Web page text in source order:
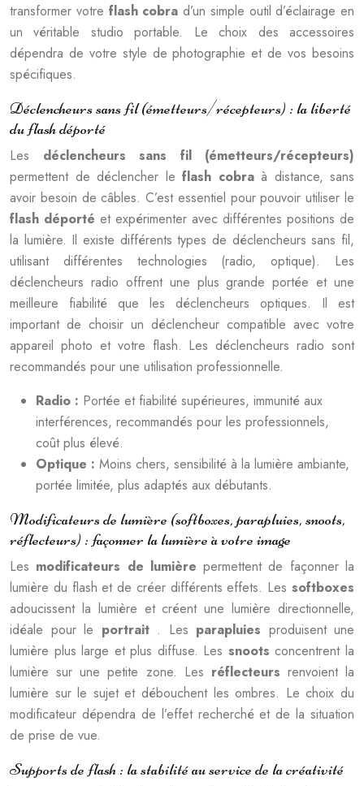
transformer votre flash cobra d’un simple outil d’éclairage en
un véritable studio portable. Le choix des accessoires
dépendra de votre style de photographie et de vos besoins
spécifiques.
Déclencheurs sans fil (émetteurs/récepteurs) : la liberté
du flash déporté
Les déclencheurs sans fil (émetteurs/récepteurs)
permettent de déclencher le flash cobra à distance, sans
avoir besoin de câbles. C’est essentiel pour pouvoir utiliser le
flash déporté et expérimenter avec différentes positions de
la lumière. Il existe différents types de déclencheurs sans fil,
utilisant différentes technologies (radio, optique). Les
déclencheurs radio offrent une plus grande portée et une
meilleure fiabilité que les déclencheurs optiques. Il est
important de choisir un déclencheur compatible avec votre
appareil photo et votre flash. Les déclencheurs radio sont
recommandés pour une utilisation professionnelle.
Radio : Portée et fiabilité supérieures, immunité aux
interférences, recommandés pour les professionnels,
coût plus élevé.
Optique : Moins chers, sensibilité à la lumière ambiante,
portée limitée, plus adaptés aux débutants.
Modificateurs de lumière (softboxes, parapluies, snoots,
réflecteurs) : façonner la lumière à votre image
Les modificateurs de lumièrepermettent de façonner la
lumière du flash et de créer différents effets. Les softboxes
adoucissent la lumière et créent une lumière directionnelle,
idéale pour le portrait . Les parapluies produisent une
lumière plus large et plus diffuse. Les snootsconcentrent la
lumière sur une petite zone. Les réflecteurs renvoient la
lumière sur le sujet et débouchent les ombres. Le choix du
modificateur dépendra de l’effet recherché et de la situation
de prise de vue.
Supports de flash : la stabilité au service de la créativité